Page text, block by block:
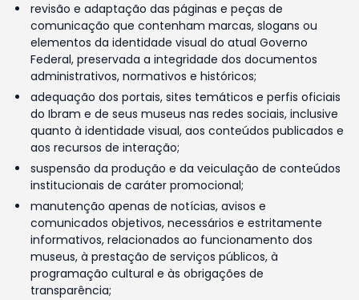
revisão e adaptação das páginas e peças de
comunicação que contenham marcas, slogans ou
elementos da identidade visual do atual Governo
Federal, preservada a integridade dos documentos
administrativos, normativos e históricos;
adequação dos portais, sites temáticos e perfis oficiais
do Ibram e de seus museus nas redes sociais, inclusive
quanto à identidade visual, aos conteúdos publicados e
aos recursos de interação;
suspensão da produção e da veiculação de conteúdos
institucionais de caráter promocional;
manutenção apenas de notícias, avisos e
comunicados objetivos, necessários e estritamente
informativos, relacionados ao funcionamento dos
museus, à prestação de serviços públicos, à
programação cultural e às obrigações de
transparência;